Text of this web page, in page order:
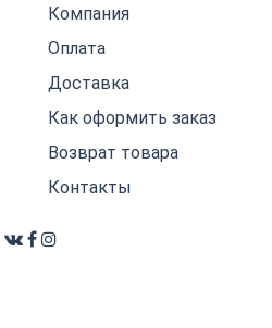
Компания
Оплата
Доставка
Как оформить заказ
Возврат товара
Контакты